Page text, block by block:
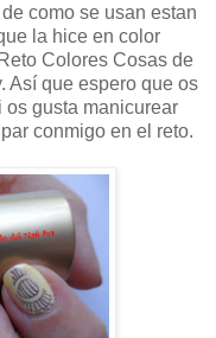
como se usan estan
la hice en color
Colores Cosas de
Así que espero que os
os gusta manicurear
conmigo en el reto.